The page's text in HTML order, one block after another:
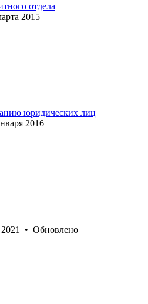
отдела
2015
юридических лиц
2016
• Обновлено